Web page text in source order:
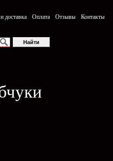
доставка Оплата Отзывы
Контакты